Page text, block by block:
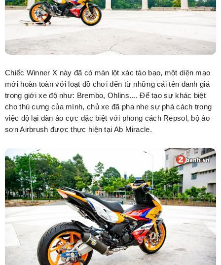
Chiếc Winner X này đã có màn lột xác táo bạo, một diện mạo
mới hoàn toàn với loạt đồ chơi đến từ những cái tên danh giá
trong giới xe độ như: Brembo, Ohlins.... Để tạo sự khác biệt
cho thú cưng của mình, chủ xe đã pha nhẹ sự phá cách trong
việc độ lại dàn áo cực đặc biệt với phong cách Repsol, bộ áo
sơn Airbrush được thực hiện tại Ab Miracle.